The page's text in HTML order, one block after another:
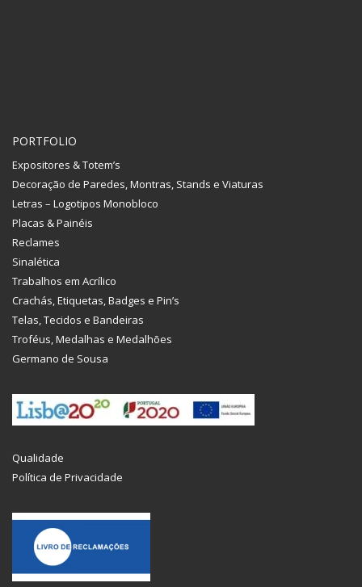
PORTFOLIO
Expositores & Totem’s
Decoração de Paredes, Montras, Stands e Viaturas
Letras – Logotipos Monobloco
Placas & Painéis
Reclames
Sinalética
Trabalhos em Acrílico
Crachás, Etiquetas, Badges e Pin’s
Telas, Tecidos e Bandeiras
Troféus, Medalhas e Medalhões
Germano de Sousa
Qualidade
Política de Privacidade